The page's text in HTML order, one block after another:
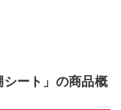
ート」の商品概